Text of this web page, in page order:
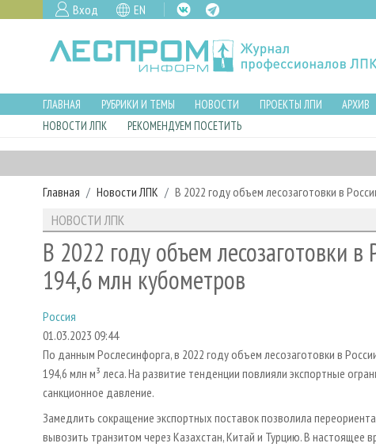
Вход EN
ГЛАВНАЯ РУБРИКИ И ТЕМЫ НОВОСТИ ПРОЕКТЫ ЛПИ АРХИВ
НОВОСТИ ЛПК
РЕКОМЕНДУЕМ ПОСЕТИТЬ
Главная Новости ЛПК В 2022 году объем лесозаготовки в
НОВОСТИ ЛПК
В 2022 году объем лесозаготовки в
194,6 млн кубометров
Россия
01.03.2023 09:44
По данным Рослесинфорга, в 2022 году объем лесозаготовки в
194,6 млн м³ леса. На развитие тенденции повлияли экспортные
санкционное давление.
Замедлить сокращение экспортных поставок позволила
вывозить транзитом через Казахстан, Китай и Турцию. В настоящее